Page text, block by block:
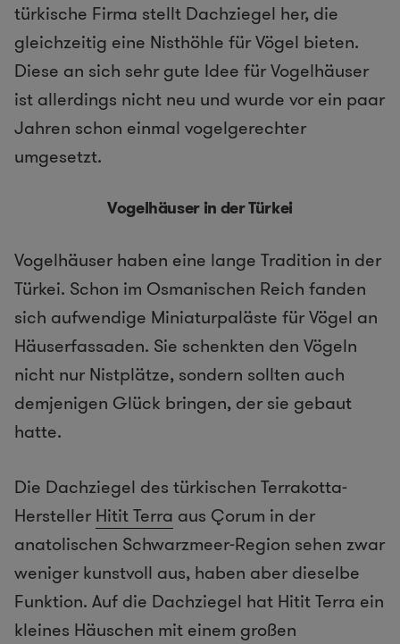
türkische Firma stellt Dachziegel her, die
gleichzeitig eine Nisthöhle für Vögel bieten.
Diese an sich sehr gute Idee für Vogelhäuser
ist allerdings nicht neu und wurde vor ein paar
Jahren schon einmal vogelgerechter
umgesetzt.
Vogelhäuser in der Türkei
Vogelhäuser haben eine lange Tradition in der
Türkei. Schon im Osmanischen Reich fanden
sich aufwendige Miniaturpaläste für Vögel an
Häuserfassaden. Sie schenkten den Vögeln
nicht nur Nistplätze, sondern sollten auch
demjenigen Glück bringen, der sie gebaut
hatte.
Die Dachziegel des türkischen Terrakotta-
Hersteller Hitit Terra aus Çorum in der
anatolischen Schwarzmeer-Region sehen zwar
weniger kunstvoll aus, haben aber dieselbe
Funktion. Auf die Dachziegel hat Hitit Terra ein
kleines Häuschen mit einem großen